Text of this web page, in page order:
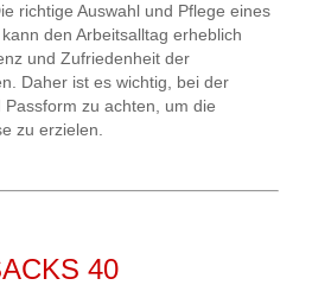
richtige Auswahl und Pflege eines
den Arbeitsalltag erheblich
und Zufriedenheit der
Daher ist es wichtig, bei der
zu achten, um die
zu erzielen.
40